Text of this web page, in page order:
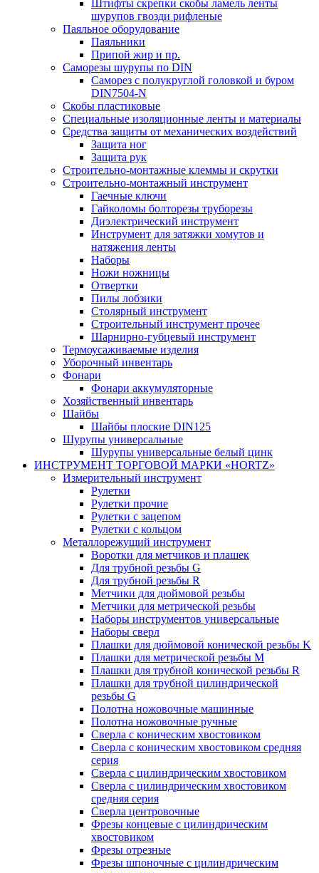
Штифты скрепки скобы ламель ленты
шурупов гвозди рифленые
Паяльное оборудование
Паяльники
Припой жир и пр.
Саморезы шурупы по DIN
Саморез с полукруглой головкой и буром
DIN7504-N
Скобы пластиковые
Специальные изоляционные ленты и материалы
Средства защиты от механических воздействий
Защита ног
Защита рук
Строительно-монтажные клеммы и скрутки
Строительно-монтажный инструмент
Гаечные ключи
Гайколомы болторезы труборезы
Диэлектрический инструмент
Инструмент для затяжки хомутов и
натяжения ленты
Наборы
Ножи ножницы
Отвертки
Пилы лобзики
Столярный инструмент
Строительный инструмент прочее
Шарнирно-губцевый инструмент
Термоусаживаемые изделия
Уборочный инвентарь
Фонари
Фонари аккумуляторные
Хозяйственный инвентарь
Шайбы
Шайбы плоские DIN125
Шурупы универсальные
Шурупы универсальные белый цинк
ИНСТРУМЕНТ ТОРГОВОЙ МАРКИ «HORTZ»
Измерительный инструмент
Рулетки
Рулетки прочие
Рулетки с зацепом
Рулетки с кольцом
Металлорежущий инструмент
Воротки для метчиков и плашек
Для трубной резьбы G
Для трубной резьбы R
Метчики для дюймовой резьбы
Метчики для метрической резьбы
Наборы инструментов универсальные
Наборы сверл
Плашки для дюймовой конической резьбы K
Плашки для метрической резьбы M
Плашки для трубной конической резьбы R
Плашки для трубной цилиндрической
резьбы G
Полотна ножовочные машинные
Полотна ножовочные ручные
Сверла с коническим хвостовиком
Сверла с коническим хвостовиком средняя
серия
Сверла с цилиндрическим хвостовиком
Сверла с цилиндрическим хвостовиком
средняя серия
Сверла центровочные
Фрезы концевые с цилиндрическим
хвостовиком
Фрезы отрезные
Фрезы шпоночные с цилиндрическим